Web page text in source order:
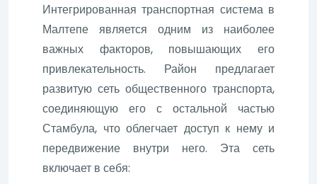
Интегрированная транспортная система в
Малтепе является одним из наиболее
важных факторов, повышающих его
привлекательность. Район предлагает
развитую сеть общественного транспорта,
соединяющую его с остальной частью
Стамбула, что облегчает доступ к нему и
передвижение внутри него. Эта сеть
включает в себя: